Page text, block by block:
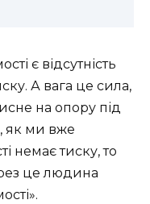
є відсутність
А вага це сила,
на опору під
як ми вже
немає тиску, то
це людина